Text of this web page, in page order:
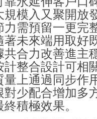
規模入又聚開放
力需預留一更完
著未來端用取好
共合力改善進主
計整合設計可相
量上通過同步作
對少配合增加多
終積極效果。